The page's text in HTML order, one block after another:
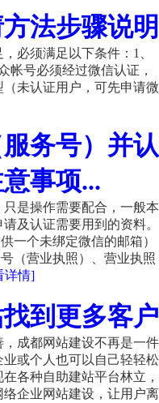
法步骤说明
必须满足以下条件：1、
帐号必须经过微信认证，
未认证用户，可先申请微
务号）并认
事项...
是操作需要配合，一般本
及认证需要用到的资料。
一个未绑定微信的邮箱）
（营业执照）、营业执照
详情]
到更多客户
成都网站建设不再是一件
或个人也可以自己轻轻松
各种自助建站平台林立，
企业网站建设，让用户离